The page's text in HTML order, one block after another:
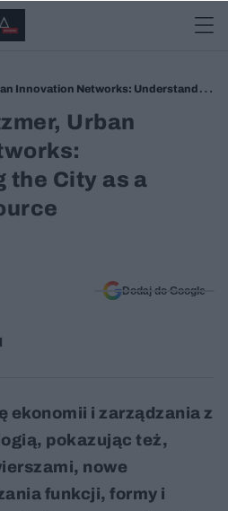
Innovation Networks: Understanding
Urban
the City as a
Dodaj do Google
ekonomii i zarządzania z
pokazując też,
nowe
funkcji, formy i